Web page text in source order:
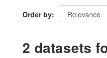
Order by
2 datasets